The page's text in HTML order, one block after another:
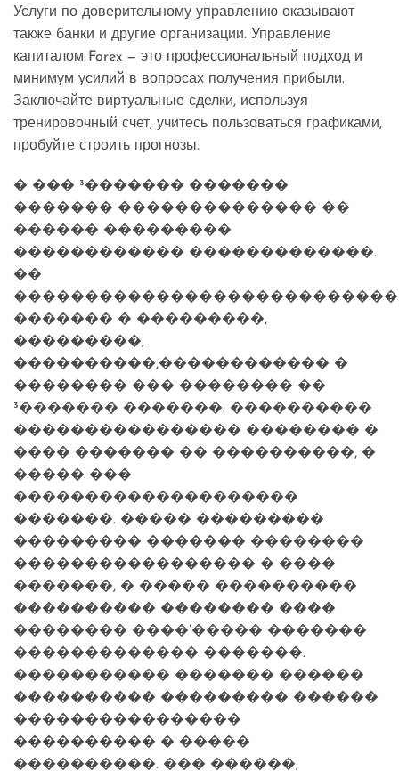
Услуги по доверительному управлению оказывают
также банки и другие организации. Управление
капиталом Forex — это профессиональный подход и
минимум усилий в вопросах получения прибыли.
Заключайте виртуальные сделки, используя
тренировочный счет, учитесь пользоваться графиками,
пробуйте строить прогнозы.
� ��� ³������� �������
������� �������������� ��
������ ���������
������������ �������������.
��
���������������������������
������� � ���������,
���������,
����������,������������ �
�������� ��� �������� ��
³������� �������. ����������
���������������� �������� �
���� ������� �� ����������, �
����� ���
��������������������
�������. ����� ���������
��������� ������� ��������
����������������� � ����
�������, � ����� ����������
���������� �������� ����
�������� ����’����� �������
������������� �������.
����������� ������� ������
���������� ��������� ������
����������������
���������� � �����
����������. ��� ������,